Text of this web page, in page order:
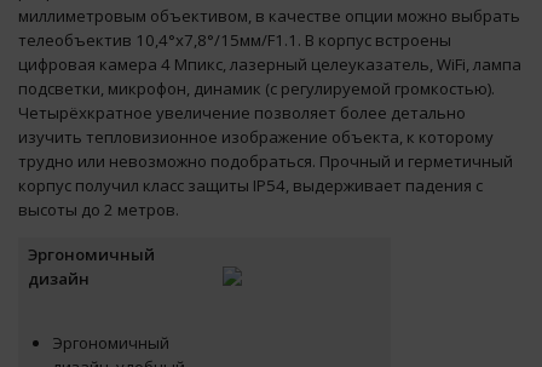
миллиметровым объективом, в качестве опции можно выбрать
телеобъектив 10,4°х7,8°/15мм/F1.1. В корпус встроены
цифровая камера 4 Мпикс, лазерный целеуказатель, WiFi, лампа
подсветки, микрофон, динамик (с регулируемой громкостью).
Четырёхкратное увеличение позволяет более детально
изучить тепловизионное изображение объекта, к которому
трудно или невозможно подобраться. Прочный и герметичный
корпус получил класс защиты IP54, выдерживает падения с
высоты до 2 метров.
Эргономичный
дизайн
Эргономичный